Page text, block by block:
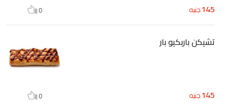
145جنيه 0
تشيكن باربكيو بار
145جنيه 0